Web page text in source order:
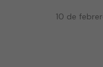
10 de